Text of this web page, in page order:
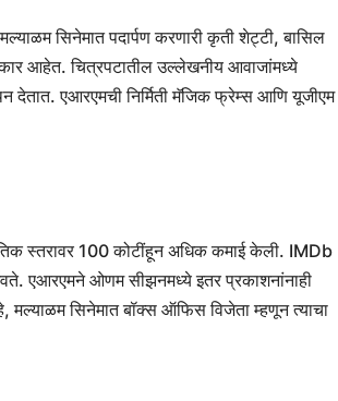
सिनेमात पदार्पण करणारी कृती शेट्टी, बासिल
आहेत. चित्रपटातील उल्लेखनीय आवाजांमध्ये
एआरएमची निर्मिती मॅजिक फ्रेम्स आणि यूजीएम
स्तरावर 100 कोटींहून अधिक कमाई केली. IMDb
एआरएमने ओणम सीझनमध्ये इतर प्रकाशनांनाही
सिनेमात बॉक्स ऑफिस विजेता म्हणून त्याचा